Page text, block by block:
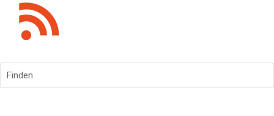
Finden